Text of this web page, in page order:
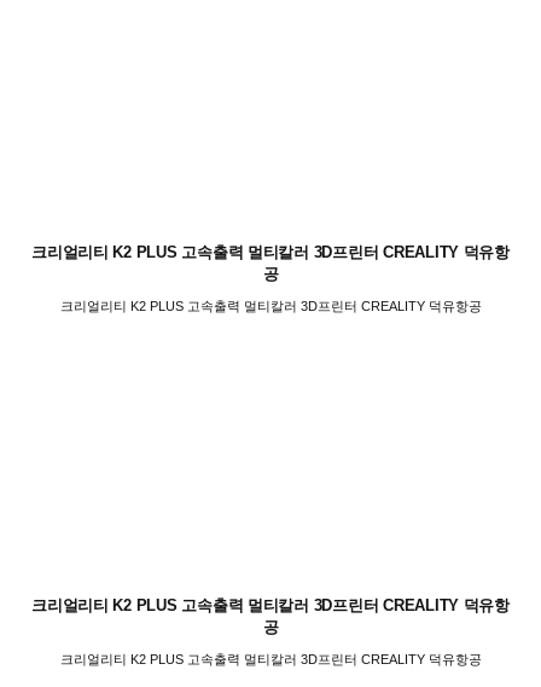
크리얼리티 K2 PLUS 고속출력 멀티칼러 3D프린터 CREALITY 덕유항
공
크리얼리티 K2 PLUS 고속출력 멀티칼러 3D프린터 CREALITY 덕유항공
크리얼리티 K2 PLUS 고속출력 멀티칼러 3D프린터 CREALITY 덕유항
공
크리얼리티 K2 PLUS 고속출력 멀티칼러 3D프린터 CREALITY 덕유항공